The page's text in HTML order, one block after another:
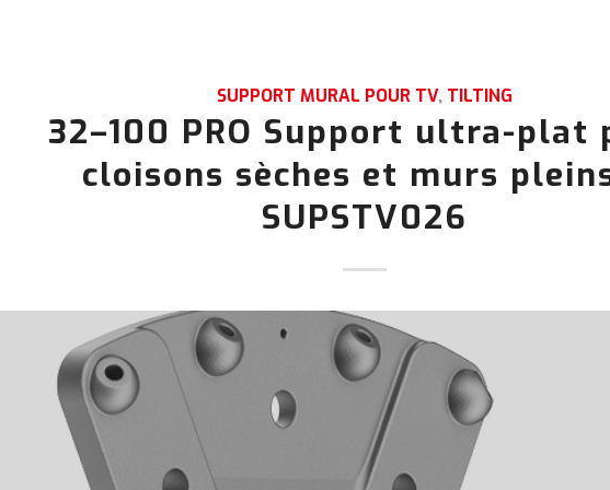
SUPPORT MURAL POUR TV, TILTING
32–100 PRO Support ultra-plat
cloisons sèches et murs
SUPSTV026